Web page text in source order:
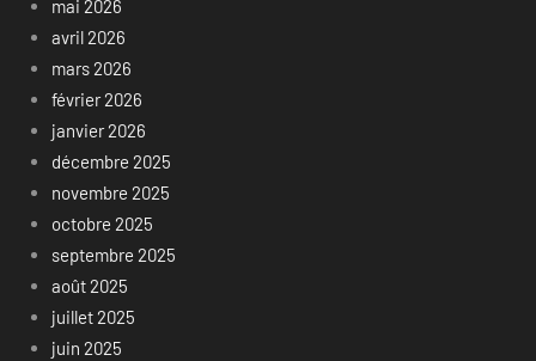
mai 2026
avril 2026
mars 2026
février 2026
janvier 2026
décembre 2025
novembre 2025
octobre 2025
septembre 2025
août 2025
juillet 2025
juin 2025